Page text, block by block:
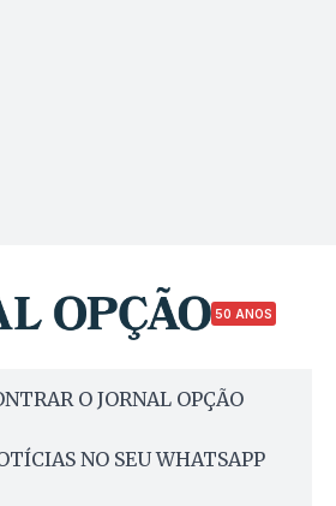
50 ANOS
O JORNAL OPÇÃO
NO SEU WHATSAPP